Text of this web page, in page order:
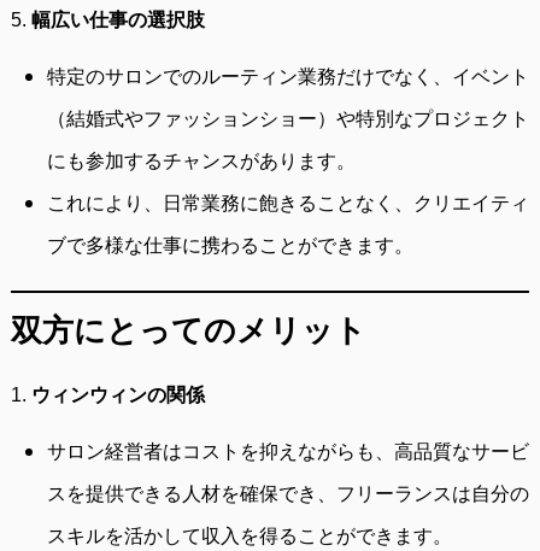
5. 幅広い仕事の選択肢
特定のサロンでのルーティン業務だけでなく、イベント
（結婚式やファッションショー）や特別なプロジェクト
にも参加するチャンスがあります。
これにより、日常業務に飽きることなく、クリエイティ
ブで多様な仕事に携わることができます。
双方にとってのメリット
1. ウィンウィンの関係
サロン経営者はコストを抑えながらも、高品質なサービ
スを提供できる人材を確保でき、フリーランスは自分の
スキルを活かして収入を得ることができます。